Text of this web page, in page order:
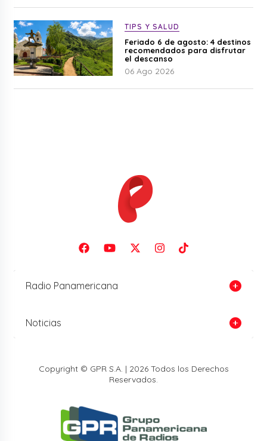
TIPS Y SALUD
Feriado 6 de agosto: 4 destinos
recomendados para disfrutar
el descanso
06 Ago 2026
Radio Panamericana
Noticias
Copyright © GPR S.A. | 2026 Todos los Derechos
Reservados.